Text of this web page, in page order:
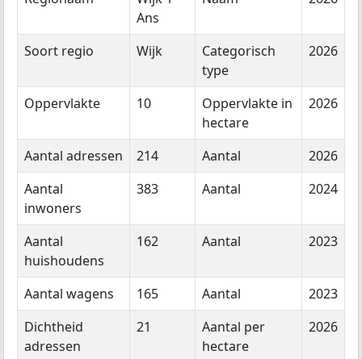
Ans
Soort regio Wijk
Categorisch
type
2026
Oppervlakte 10
Oppervlakte in
hectare
2026
Aantal adressen 214 Aantal
2026
Aantal
inwoners
383 Aantal 2024
Aantal
huishoudens
162 Aantal 2023
Aantal wagens 165 Aantal
2023
Dichtheid
adressen
21
Aantal per
hectare
2026